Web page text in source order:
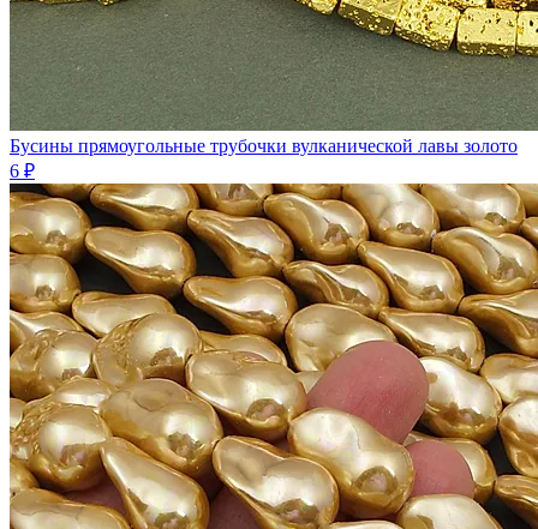
Бусины прямоугольные трубочки вулканической лавы золото
6 ₽